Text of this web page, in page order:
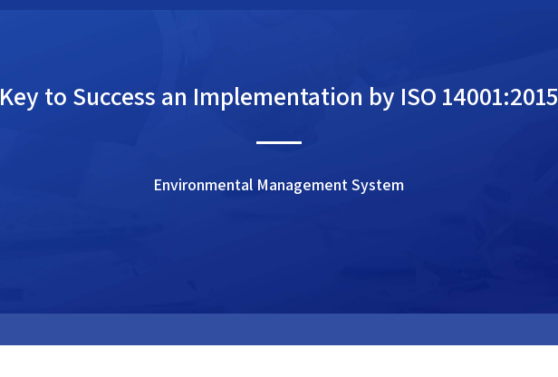
Key to Success an Implementation by ISO 14001:2015
Environmental Management System